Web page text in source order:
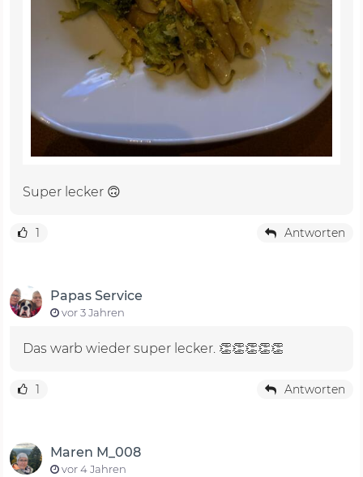
Super lecker 🙃
1 Antworten
Papas Service
vor 3 Jahren
Das warb wieder super lecker. 👏👏👏👏👏
1 Antworten
Maren M_008
vor 4 Jahren